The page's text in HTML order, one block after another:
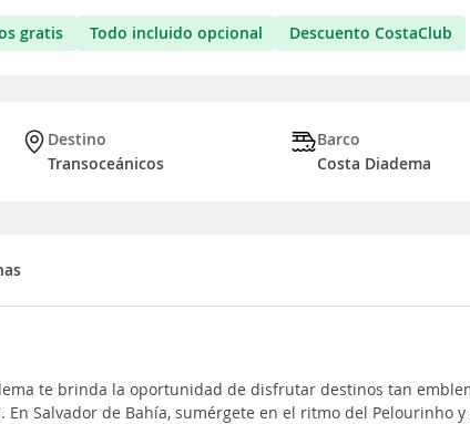
gratis Todo incluido opcional Descuento CostaClub
Destino
Transoceánicos
Barco
Costa Diadema
te brinda la oportunidad de disfrutar destinos tan
Salvador de Bahía, sumérgete en el ritmo del Pelourinho